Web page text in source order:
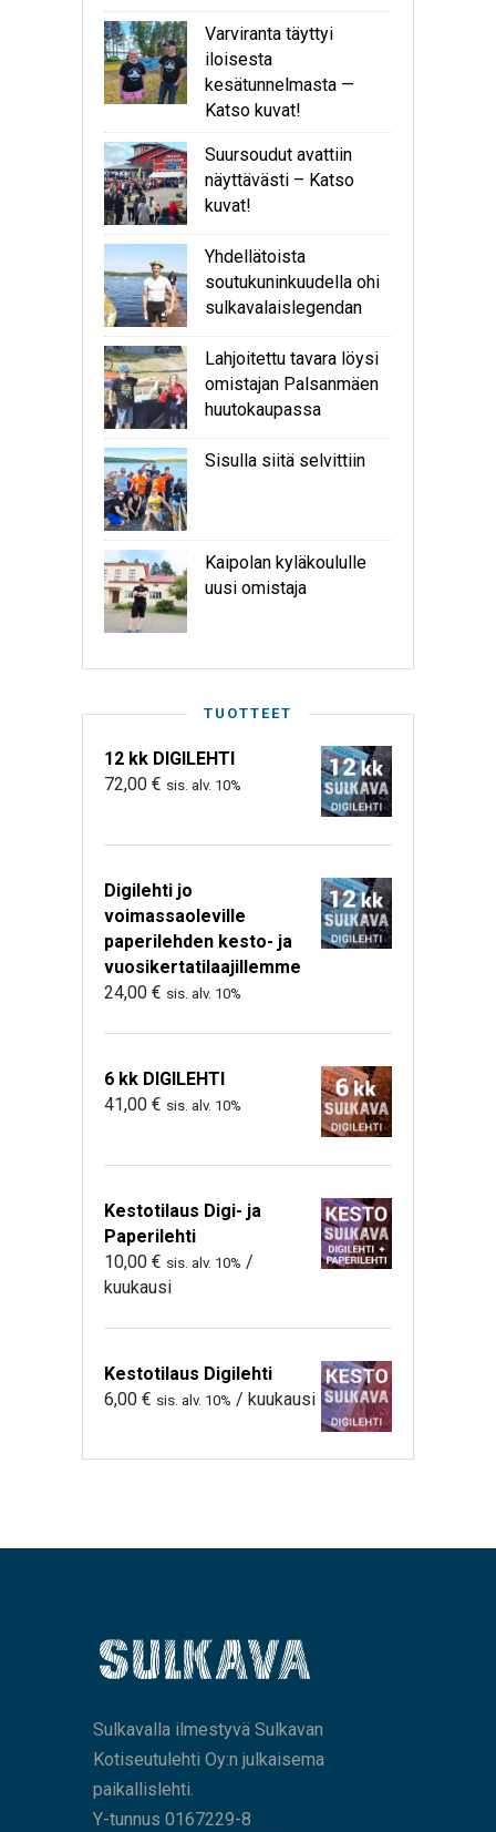
Varviranta täyttyi
iloisesta
kesätunnelmasta —
Katso kuvat!
Suursoudut avattiin
näyttävästi – Katso
kuvat!
Yhdellätoista
soutukuninkuudella ohi
sulkavalaislegendan
Lahjoitettu tavara löysi
omistajan Palsanmäen
huutokaupassa
Sisulla siitä selvittiin
Kaipolan kyläkoululle
uusi omistaja
TUOTTEET
12 kk DIGILEHTI
72,00 € sis. alv. 10%
Digilehti jo
voimassaoleville
paperilehden kesto- ja
vuosikertatilaajillemme
24,00 € sis. alv. 10%
6 kk DIGILEHTI
41,00 € sis. alv. 10%
Kestotilaus Digi- ja
Paperilehti
10,00 € sis. alv. 10% /
kuukausi
Kestotilaus Digilehti
6,00 € sis. alv. 10% / kuukausi
Sulkavalla ilmestyvä Sulkavan
Kotiseutulehti Oy:n julkaisema
paikallislehti.
Y-tunnus 0167229-8